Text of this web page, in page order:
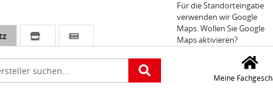
Für die Standorteingabe
verwenden wir Google
Maps. Wollen Sie Google
Maps aktivieren?
Meine